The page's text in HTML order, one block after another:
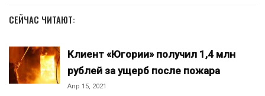
СЕЙЧАС ЧИТАЮТ:
Клиент «Югории» получил 1,4 млн
рублей за ущерб после пожара
Апр 15, 2021